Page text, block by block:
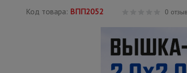
Строительные
Грузоподъемное
Мусоропровод
Фанера ламинированная
Код товара: ВПП2052 0